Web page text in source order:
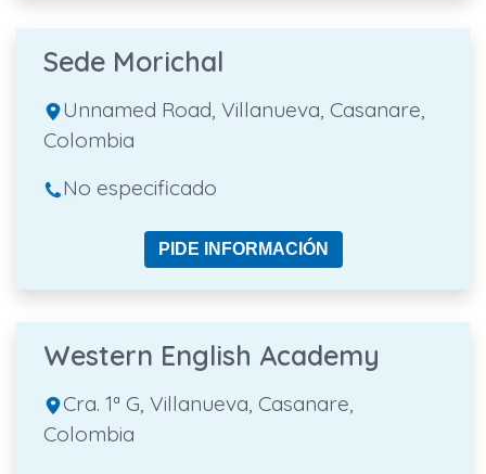
Sede Morichal
Unnamed Road, Villanueva, Casanare,
Colombia
No especificado
PIDE INFORMACIÓN
Western English Academy
Cra. 1ª G, Villanueva, Casanare,
Colombia